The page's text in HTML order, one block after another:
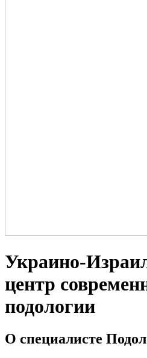
Украино-
центр
подологии
О специалисте